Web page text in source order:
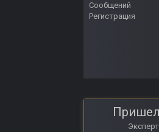
Сообщений
Регистрация
Эксперт